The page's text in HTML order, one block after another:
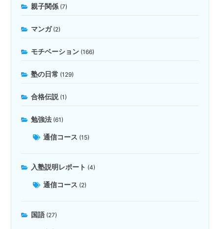
親子関係 (7)
マンガ(2)
モチベーション (166)
塾の日常 (129)
合格伝説(1)
勉強法 (61)
通信コース (15)
入塾説明レポート (4)
通信コース (2)
国語 (27)